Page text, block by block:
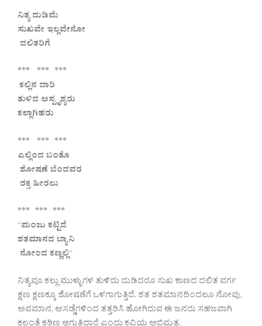
ನಿತ್ಯ ದುಡಿಮೆ
ಸುಖವೇ ಇಲ್ಲವೇನೋ
ದಲಿತರಿಗೆ
*** *** ***
ಕಲ್ಲಿನ ದಾರಿ
ತುಳಿದ ಅಸ್ಪೃಶ್ಯರು
ಕಲ್ಲಾಗಿಹರು
*** *** ***
ಎಲ್ಲಿಂದ ಬಂತೊ
ಶೋಷಣೆ ಬೆಂದವರ
ರಕ್ತ ಹೀರಲು
*** *** ***
“ಮಂಜು ಕಟ್ಟಿದೆ
ಶತಮಾನದ ಬ್ಯಾನಿ
ನೋಂದ ಕಣ್ಣಲ್ಲಿ“
ನಿತ್ಯವೂ ಕಲ್ಲು ಮುಳ್ಳುಗಳ ತುಳಿದು ದುಡಿದರೂ ಸುಖ ಕಾಣದ ದಲಿತ ವರ್ಗ
ಕ್ಷಣ ಕ್ಷಣಕ್ಕೂ ಶೋಷಣೆಗೆ ಒಳಗಾಗುತ್ತಿದೆ. ಶತ ಶತಮಾನದಿಂದಲೂ ನೋವು,
ಅವಮಾನ, ಅಸಡ್ಡೆಗಳಿಂದ ತತ್ತರಿಸಿ ಹೋಗಿರುವ ಈ ಜನರು ಸಹಜವಾಗಿ